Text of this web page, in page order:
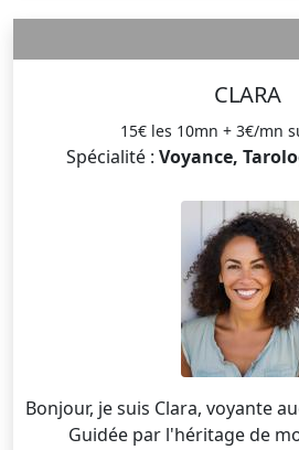
CLARA
15€ les 10mn + 3€/mn
Spécialité : Voyance,
Bonjour, je suis Clara, voyante
Guidée par l'héritage de